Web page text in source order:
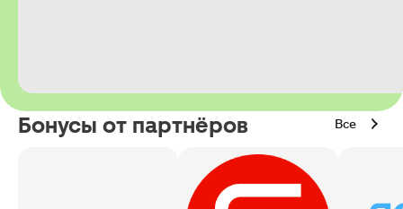
Бонусы от партнёров Все